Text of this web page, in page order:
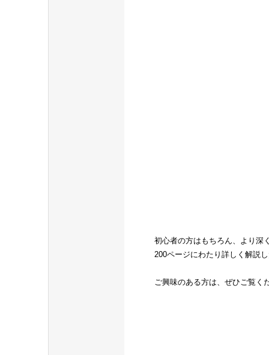
初心者の方はもちろん、より深
200ページにわたり詳しく解説
ご興味のある方は、ぜひご覧く